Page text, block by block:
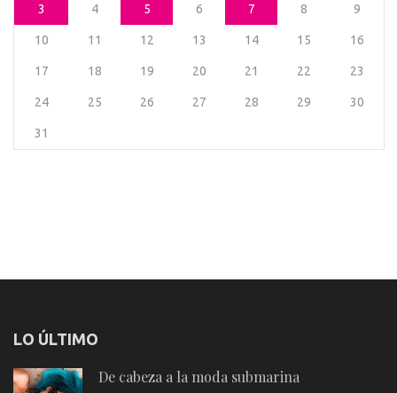
3 4 5 6 7 8 9
10 11 12 13 14 15 16
17 18 19 20 21 22 23
24 25 26 27 28 29 30
31
LO ÚLTIMO
De cabeza a la moda submarina